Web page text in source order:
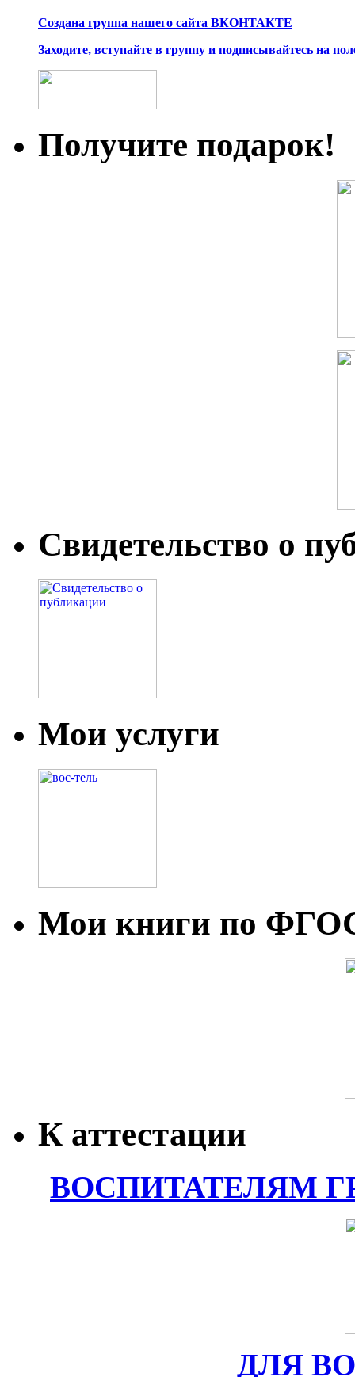
Создана группа нашего сайта ВКОНТАКТЕ
Заходите, вступайте в группу и подписывайтесь на
Получите подарок!
Свидетельство о
Мои услуги
Мои книги по
К аттестации
ВОСПИТАТЕЛЯМ
ДЛЯ